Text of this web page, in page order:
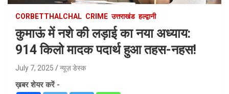
CORBETTHALCHAL CRIME उत्तराखंड हल्द्वानी
कुमाऊं में नशे की लड़ाई का नया अध्याय:
914 किलो मादक पदार्थ हुआ तहस-नहस!
July 7, 2025 न्यूज़ डेस्क
ख़बर शेयर करें -